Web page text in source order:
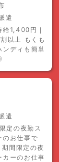
遣
給1,400円｜
以上 もくも
ディも簡単
遣
定の夜勤ス
のお仕事で
間限定の夜
カーのお仕事